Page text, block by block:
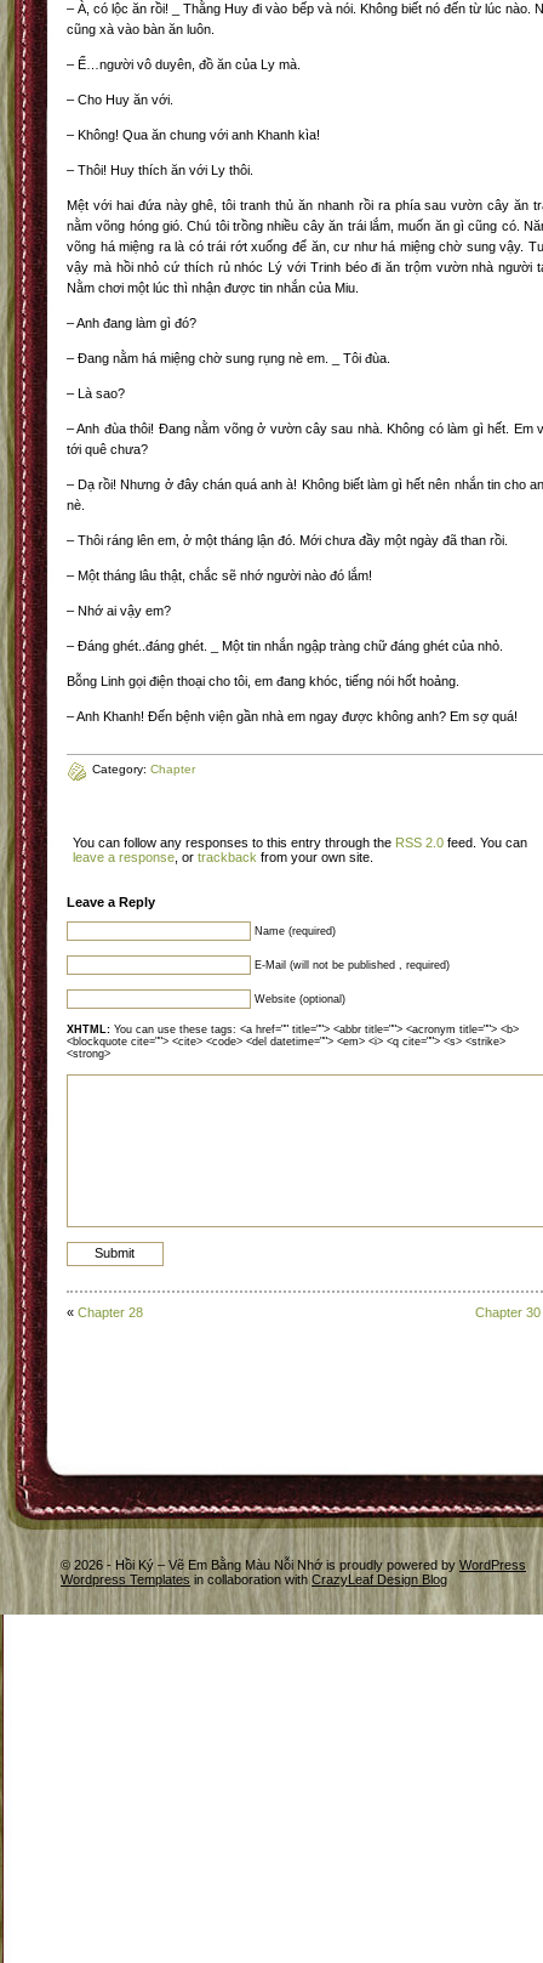
– À, có lộc ăn rồi! _ Thằng Huy đi vào bếp và nói. Không biết nó đến từ lúc nào.
cũng xà vào bàn ăn luôn.
– Ế…người vô duyên, đồ ăn của Ly mà.
– Cho Huy ăn với.
– Không! Qua ăn chung với anh Khanh kìa!
– Thôi! Huy thích ăn với Ly thôi.
Mệt với hai đứa này ghê, tôi tranh thủ ăn nhanh rồi ra phía sau vườn cây ăn
nằm võng hóng gió. Chú tôi trồng nhiều cây ăn trái lắm, muốn ăn gì cũng có.
võng há miệng ra là có trái rớt xuống để ăn, cư như há miệng chờ sung vậy.
vậy mà hồi nhỏ cứ thích rủ nhóc Lý với Trinh béo đi ăn trộm vườn nhà người
Nằm chơi một lúc thì nhận được tin nhắn của Miu.
– Anh đang làm gì đó?
– Đang nằm há miệng chờ sung rụng nè em. _ Tôi đùa.
– Là sao?
– Anh đùa thôi! Đang nằm võng ở vườn cây sau nhà. Không có làm gì hết. Em
tới quê chưa?
– Dạ rồi! Nhưng ở đây chán quá anh à! Không biết làm gì hết nên nhắn tin cho
nè.
– Thôi ráng lên em, ở một tháng lận đó. Mới chưa đầy một ngày đã than rồi.
– Một tháng lâu thật, chắc sẽ nhớ người nào đó lắm!
– Nhớ ai vậy em?
– Đáng ghét..đáng ghét. _ Một tin nhắn ngập tràng chữ đáng ghét của nhỏ.
Bỗng Linh gọi điện thoại cho tôi, em đang khóc, tiếng nói hốt hoảng.
– Anh Khanh! Đến bệnh viện gần nhà em ngay được không anh? Em sợ quá!
Category: Chapter
You can follow any responses to this entry through the RSS 2.0 feed. You can
leave a response , or trackback from your own site.
Leave a Reply
Name (required)
E-Mail (will not be published , required)
Website (optional)
XHTML: You can use these tags: <a href="" title=""> <abbr title=""> <acronym title=""> <b>
<blockquote cite=""> <cite> <code> <del datetime=""> <em> <i> <q cite=""> <s> <strike>
<strong>
« Chapter 28 Chapter 30
© 2026 - Hồi Ký – Vẽ Em Bằng Màu Nỗi Nhớ is proudly powered by WordPress
Wordpress Templates in collaboration with CrazyLeaf Design Blog